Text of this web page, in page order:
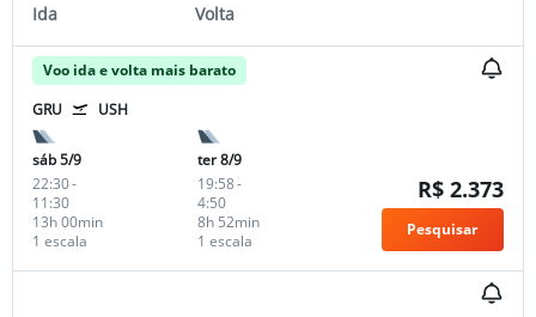
Ida Volta
Voo ida e volta mais barato
GRU
USH
sáb 5/9
22:30-
11:30
1 escala
13h 00min
ter 8/9
19:58-
4:50
1 escala
8h 52min
R$ 2.373
Pesquisar